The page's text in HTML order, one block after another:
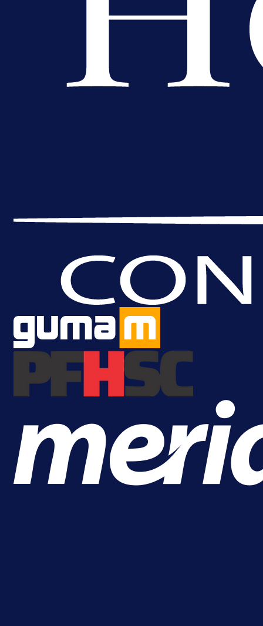
A Selekcija
Lukić seli u Bundesligu? Dva
njemačka kluba krenula po bh.
reprezentativca!
1 dan 17 h